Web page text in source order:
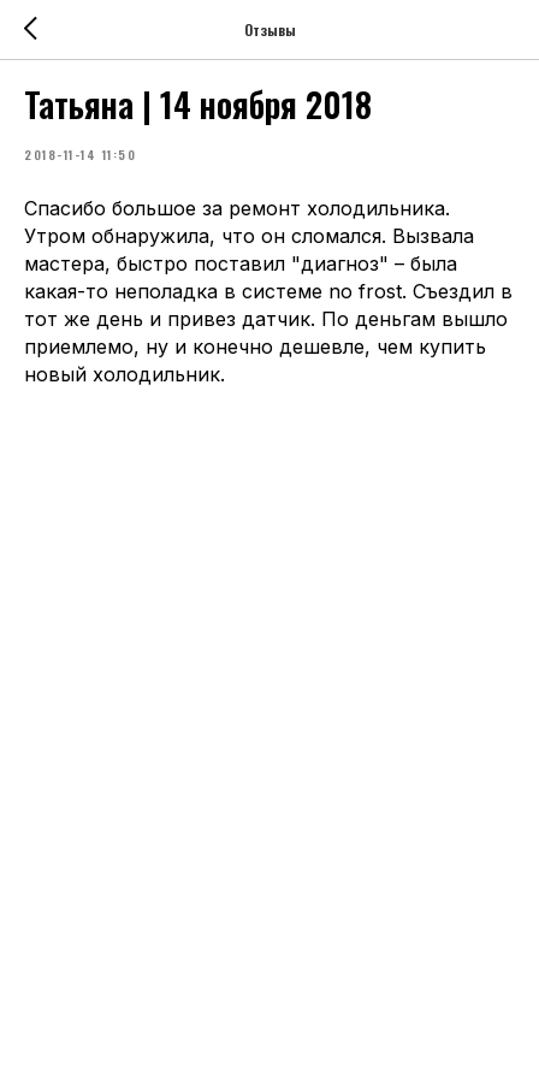
Отзывы
Татьяна | 14 ноября 2018
2018-11-14 11:50
Спасибо большое за ремонт холодильника.
Утром обнаружила, что он сломался. Вызвала
мастера, быстро поставил "диагноз" – была
какая-то неполадка в системе no frost. Съездил в
тот же день и привез датчик. По деньгам вышло
приемлемо, ну и конечно дешевле, чем купить
новый холодильник.